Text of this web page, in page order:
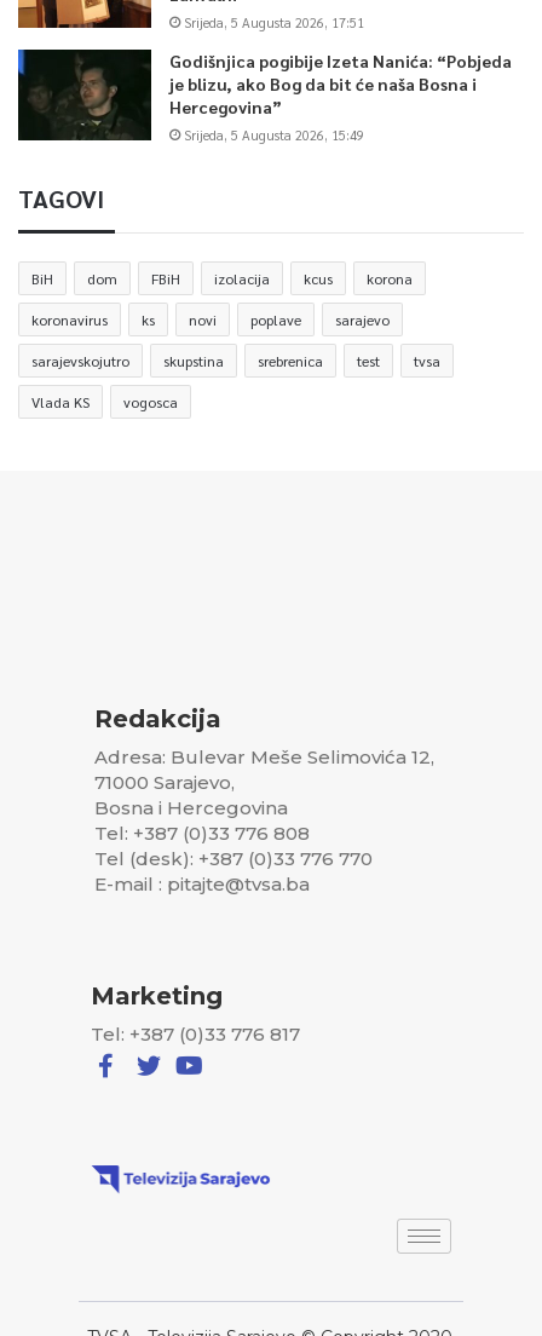
Srijeda, 5 Augusta 2026, 17:51
Godišnjica pogibije Izeta Nanića: “Pobjeda
je blizu, ako Bog da bit će naša Bosna i
Hercegovina”
Srijeda, 5 Augusta 2026, 15:49
TAGOVI
BiH dom FBiH izolacija kcus korona
koronavirus ks novi poplave sarajevo
sarajevskojutro skupstina srebrenica test tvsa
Vlada KS vogosca
Redakcija
Adresa: Bulevar Meše Selimovića 12,
71000 Sarajevo,
Bosna i Hercegovina
Tel: +387 (0)33 776 808
Tel (desk): +387 (0)33 776 770
E-mail : pitajte@tvsa.ba
Marketing
Tel: +387 (0)33 776 817